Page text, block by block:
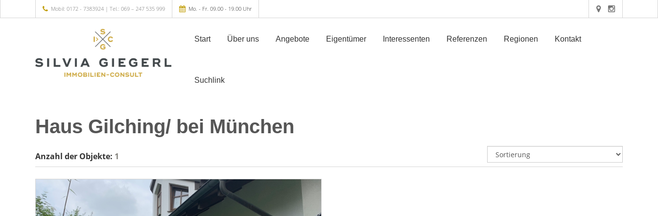
Mobil: 0172 - 7383924 | Tel.: 069 – 247 535 999 Mo. - Fr. 09.00 - 19.00 Uhr
Start Über uns Angebote Eigentümer Interessenten Referenzen Regionen Kontakt
Suchlink
Haus Gilching/ bei München
Anzahl der Objekte: 1